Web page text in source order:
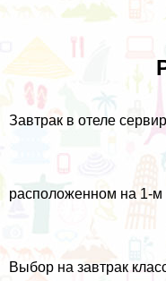
Завтрак в отеле
расположенном на 1-м
Выбор на завтрак